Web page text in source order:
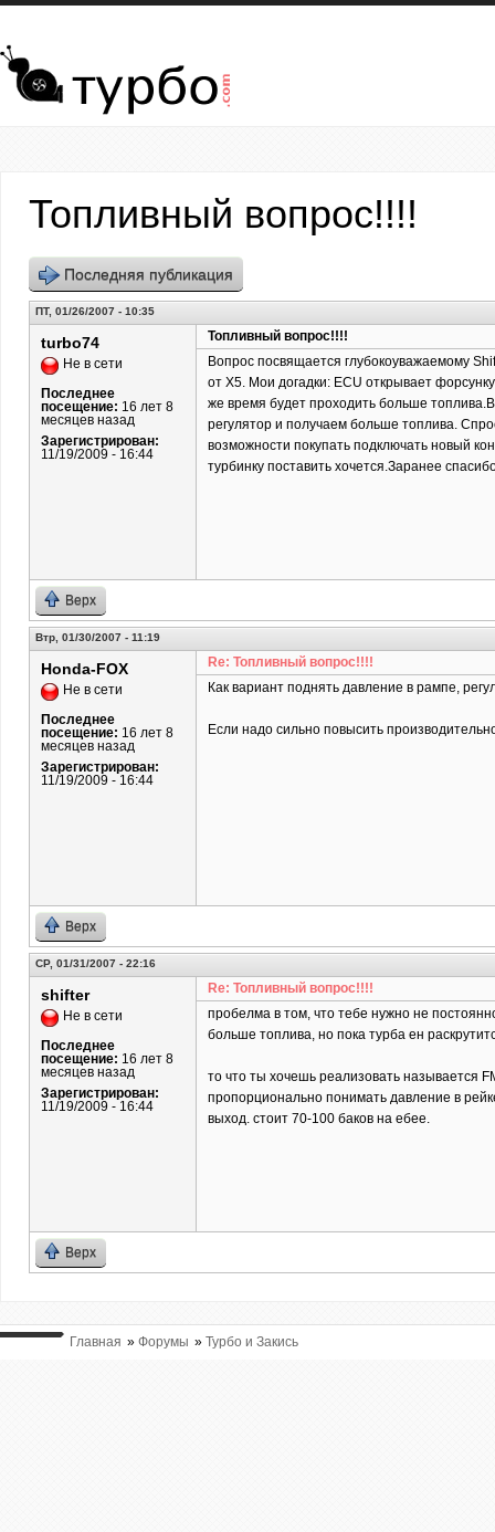
Перейти к основному содержанию
Топливный вопрос!!!!
Последняя публикация
ПТ, 01/26/2007 - 10:35
turbo74
Не в сети
Последнее
посещение: 16 лет 8
месяцев назад
Зарегистрирован:
11/19/2009 - 16:44
Топливный вопрос!!!!
Вопрос посвящается глубокоуважаемому
от X5. Мои догадки: ECU открывает
же время будет проходить больше
регулятор и получаем больше топлива.
возможности покупать подключать новый
турбинку поставить хочется.Заранее
Верх
Втр, 01/30/2007 - 11:19
Honda-FOX
Не в сети
Последнее
посещение: 16 лет 8
месяцев назад
Зарегистрирован:
11/19/2009 - 16:44
Re: Топливный вопрос!!!!
Как вариант поднять давление в рампе,
Если надо сильно повысить
Верх
СР, 01/31/2007 - 22:16
shifter
Не в сети
Последнее
посещение: 16 лет 8
месяцев назад
Зарегистрирован:
11/19/2009 - 16:44
Re: Топливный вопрос!!!!
пробелма в том, что тебе нужно не
больше топлива, но пока турба ен
то что ты хочешь реализовать называется
пропорционально понимать давление в
выход. стоит 70-100 баков на ебее.
Верх
Главная » Форумы » Турбо и Закись